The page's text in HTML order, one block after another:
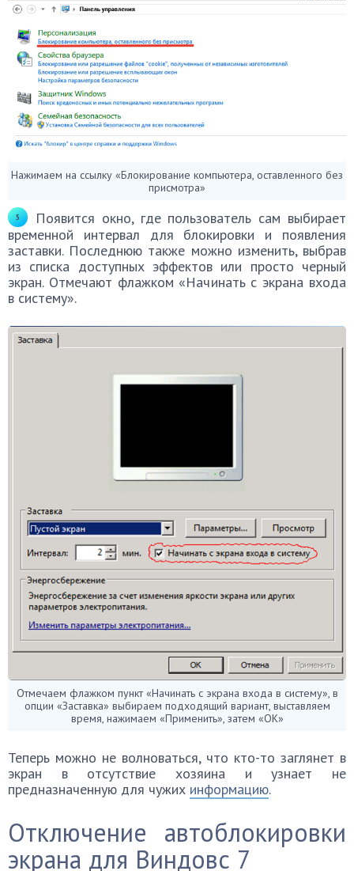
Нажимаем на ссылку «Блокирование компьютера, оставленного без
присмотра»
Появится окно, где пользователь сам выбирает
временной интервал для блокировки и появления
заставки. Последнюю также можно изменить, выбрав
из списка доступных эффектов или просто черный
экран. Отмечают флажком «Начинать с экрана входа
в систему».
Отмечаем флажком пункт «Начинать с экрана входа в систему», в
опции «Заставка» выбираем подходящий вариант, выставляем
время, нажимаем «Применить», затем «ОК»
Теперь можно не волноваться, что кто-то заглянет в
экран в отсутствие хозяина и узнает не
предназначенную для чужих информацию.
Отключение автоблокировки
экрана для Виндовс 7